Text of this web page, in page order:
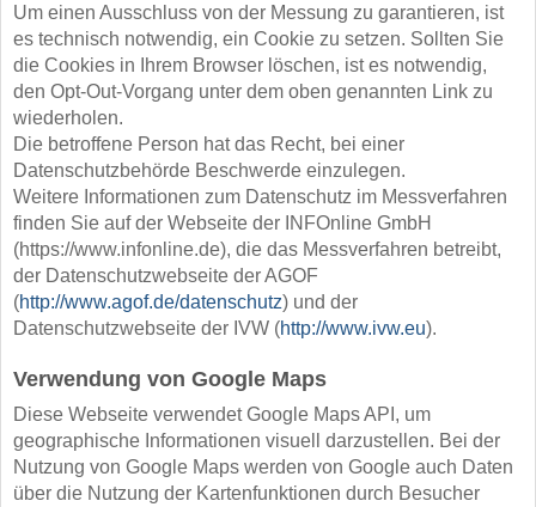
Um einen Ausschluss von der Messung zu garantieren, ist
es technisch notwendig, ein Cookie zu setzen. Sollten Sie
die Cookies in Ihrem Browser löschen, ist es notwendig,
den Opt-Out-Vorgang unter dem oben genannten Link zu
wiederholen.
Die betroffene Person hat das Recht, bei einer
Datenschutzbehörde Beschwerde einzulegen.
Weitere Informationen zum Datenschutz im Messverfahren
finden Sie auf der Webseite der INFOnline GmbH
(https://www.infonline.de), die das Messverfahren betreibt,
der Datenschutzwebseite der AGOF
(http://www.agof.de/datenschutz) und der
Datenschutzwebseite der IVW (http://www.ivw.eu).
Verwendung von Google Maps
Diese Webseite verwendet Google Maps API, um
geographische Informationen visuell darzustellen. Bei der
Nutzung von Google Maps werden von Google auch Daten
über die Nutzung der Kartenfunktionen durch Besucher